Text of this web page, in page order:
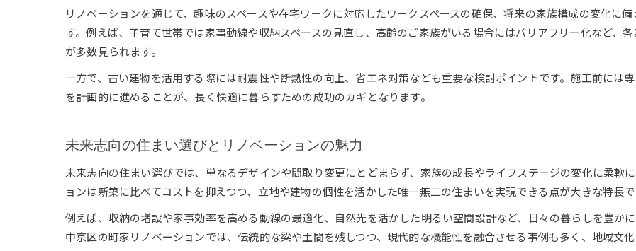
リノベーション物件選びと生活動線の最適化
中古マンションのリノベーション活用術
会社選びで変わる京都リノベーションの満足度
リノベーションが拓く理想の子育て環境
リノベーションで叶える安全で快適な空間
中京区で育む理想の子育てリノベーション
教育環境を重視したリノベーション事例
伝統薫る町家の再生で広がる暮らし
リノベーションを通じて、趣味のスペースや在宅ワークに対応したワークスペースの確保、将来の家族構成の変化に
す。例えば、子育て世帯では家事動線や収納スペースの見直し、高齢のご家族がいる場合にはバリアフリー化など、
が多数見られます。
一方で、古い建物を活用する際には耐震性や断熱性の向上、省エネ対策なども重要な検討ポイントです。施工前には
を計画的に進めることが、長く快適に暮らすための成功のカギとなります。
未来志向の住まい選びとリノベーションの魅力
未来志向の住まい選びでは、単なるデザインや間取り変更にとどまらず、家族の成長やライフステージの変化に柔軟
ョンは新築に比べてコストを抑えつつ、立地や建物の個性を活かした唯一無二の住まいを実現できる点が大きな特長で
例えば、収納の増設や家事効率を高める動線の最適化、自然光を活かした明るい空間設計など、日々の暮らしを豊か
中京区の町家リノベーションでは、伝統的な梁や土間を残しつつ、現代的な機能性を融合させる事例も多く、地域文